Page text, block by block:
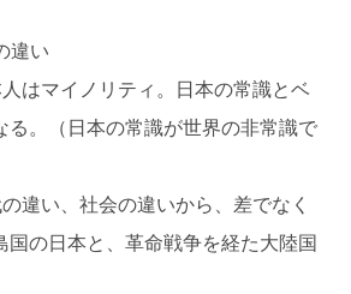
違い
はマイノリティ。日本の常識とベ
る。（日本の常識が世界の非常識で
違い、社会の違いから、差でなく
国の日本と、革命戦争を経た大陸国